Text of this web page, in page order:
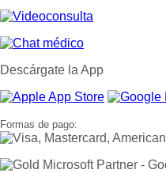
Descárgate la App
Formas de pago: